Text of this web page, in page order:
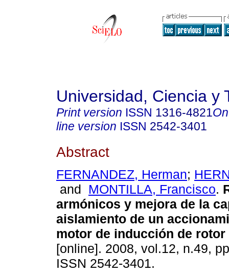
Universidad, Ciencia y
Print version ISSN 1316-4821
line version ISSN 2542-3401
Abstract
FERNANDEZ, Herman;
and MONTILLA, Francisco.
armónicos y mejora de la
aislamiento de un
motor de inducción de rotor
[online]. 2008, vol.12, n.49,
ISSN 2542-3401.